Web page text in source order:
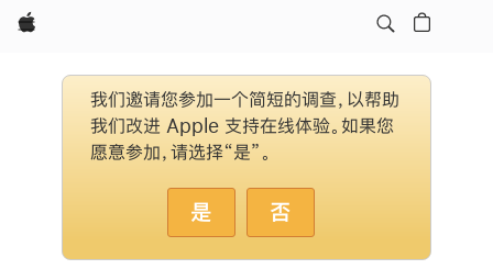
Apple
我们邀请您参加一个简短的调查，以帮助
我们改进 Apple 支持在线体验。如果您
愿意参加，请选择“是”。
是 否